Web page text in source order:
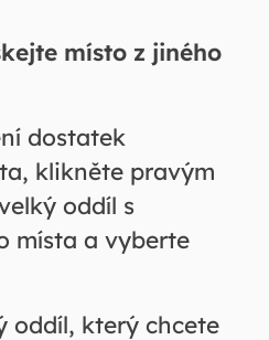
místo z jiného
dostatek
klikněte pravým
oddíl s
místa a vyberte
oddíl, který chcete